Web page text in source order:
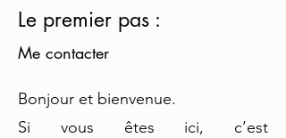
Le premier pas :
Me contacter
Bonjour et bienvenue.
Si vous êtes ici, c’est